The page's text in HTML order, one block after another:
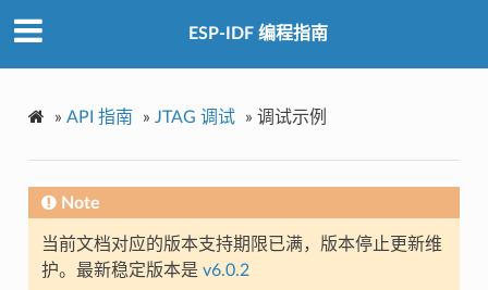
ESP-IDF 编程指南
» API 指南 » JTAG 调试 » 调试示例
Note
当前文档对应的版本支持期限已满，版本停止更新维
护。最新稳定版本是 v6.0.2